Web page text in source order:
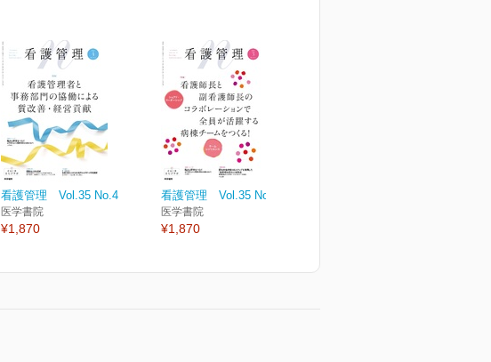
看護管理 Vol.35 No.4
医学書院
¥1,870
看護管理 Vol.35 No.3
医学書院
¥1,870